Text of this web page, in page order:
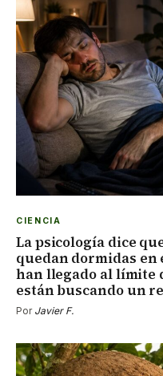
CIENCIA
La psicología dice
quedan dormidas en
han llegado al límite
están buscando un
Por Javier F.